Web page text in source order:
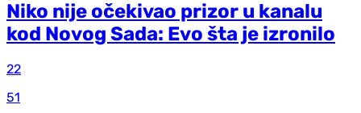
Niko nije očekivao prizor u kanalu
kod Novog Sada: Evo šta je izronilo
22
51